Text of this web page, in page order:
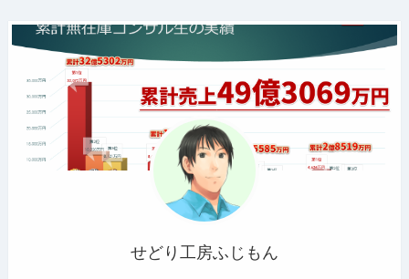
せどり工房ふじもん